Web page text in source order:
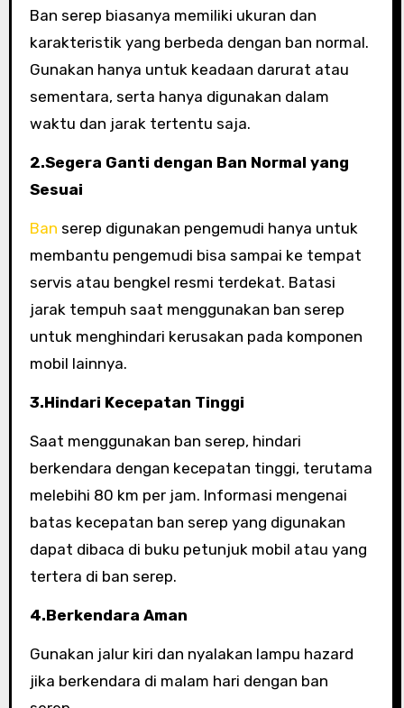
Ban serep biasanya memiliki ukuran dan
karakteristik yang berbeda dengan ban normal.
Gunakan hanya untuk keadaan darurat atau
sementara, serta hanya digunakan dalam
waktu dan jarak tertentu saja.
2.Segera Ganti dengan Ban Normal yang
Sesuai
Ban serep digunakan pengemudi hanya untuk
membantu pengemudi bisa sampai ke tempat
servis atau bengkel resmi terdekat. Batasi
jarak tempuh saat menggunakan ban serep
untuk menghindari kerusakan pada komponen
mobil lainnya.
3.Hindari Kecepatan Tinggi
Saat menggunakan ban serep, hindari
berkendara dengan kecepatan tinggi, terutama
melebihi 80 km per jam. Informasi mengenai
batas kecepatan ban serep yang digunakan
dapat dibaca di buku petunjuk mobil atau yang
tertera di ban serep.
4.Berkendara Aman
Gunakan jalur kiri dan nyalakan lampu hazard
jika berkendara di malam hari dengan ban